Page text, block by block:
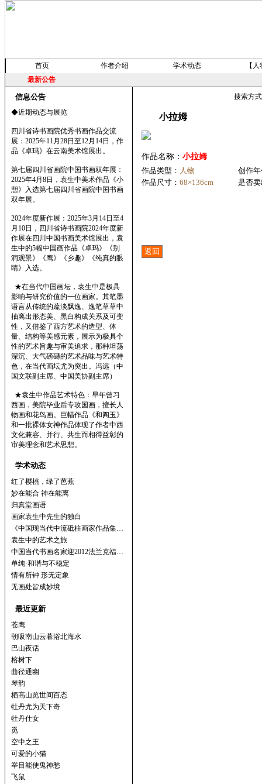
首页 作者介绍 学术动态
【
最新公告
信息公告
◆近期动态与展览
四川省诗书画院优秀书画作品交流
展：2025年11月28日至12月14日，作
品《卓玛》在云南美术馆展出。
第七届四川省画院中国书画双年展：
2025年4月8日，袁生中美术作品《小
憩》入选第七届四川省画院中国书画
双年展。
2024年度新作展：2025年3月14日至4
月10日，四川省诗书画院2024年度新
作展在四川中国书画美术馆展出，袁
生中的5幅中国画作品《卓玛》《别
洞观景》《鹰》《乡趣》《纯真的眼
睛》入选。
★在当代中国画坛，袁生中是极具
影响与研究价值的一位画家。其笔墨
语言从传统的疏淡飘逸、逸笔草草中
抽离出形态美、黑白构成关系及可变
性，又借鉴了西方艺术的造型、体
量、结构等美感元素，展示为极具个
性的艺术旨趣与审美追求，那种坦荡
深沉、大气磅礴的艺术品味与艺术特
色，在当代画坛尤为突出。冯远（中
国文联副主席、中国美协副主席）
★袁生中作品艺术特色：早年曾习
西画，美院毕业后专攻国画，擅长人
物画和花鸟画。巨幅作品《和阗玉》
和一批裸体女神作品体现了作者中西
文化兼容、并行、共生而相得益彰的
审美理念和艺术思想。
学术动态
红了樱桃，绿了芭蕉
妙在能合 神在能离
归真堂画语
画家袁生中先生的独白
《中国现当代中流砥柱画家作品集…
袁生中的艺术之旅
中国当代书画名家迎2012法兰克福…
单纯·和谐与不稳定
情有所钟 形无定象
无画处皆成妙境
最近更新
苍鹰
朝吸南山云暮浴北海水
巴山夜话
榕树下
曲径通幽
琴韵
栖高山览世间百态
牡丹尤为天下奇
牡丹仕女
觅
空中之王
可爱的小猫
举目能使鬼神愁
飞鼠
搜索方
小拉姆
作品名称： 小拉姆
作品类型： 人物
创作
作品尺寸： 68×136cm 是否